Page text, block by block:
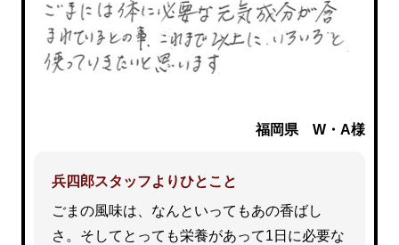
福岡県 W・A様
兵四郎スタッフよりひとこと
ごまの風味は、なんといってもあの香ばし
さ。そしてとっても栄養があって1日に必要な